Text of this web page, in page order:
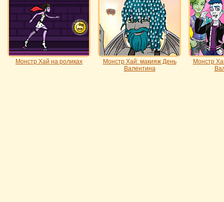
Монстр Хай на роликах
Монстр Хай: макияж День
Валентина
Монстр